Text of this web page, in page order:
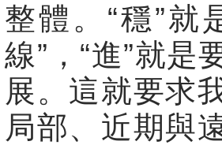
整體。“穩”就
線”，“進”就是
展。這就要求
局部、近期與